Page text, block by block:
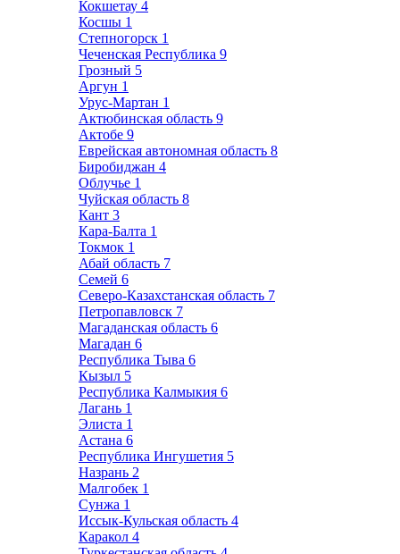
Кокшетау 4
Косшы 1
Степногорск 1
Чеченская Республика 9
Грозный 5
Аргун 1
Урус-Мартан 1
Актюбинская область 9
Актобе 9
Еврейская автономная область 8
Биробиджан 4
Облучье 1
Чуйская область 8
Кант 3
Кара-Балта 1
Токмок 1
Абай область 7
Семей 6
Северо-Казахстанская область 7
Петропавловск 7
Магаданская область 6
Магадан 6
Республика Тыва 6
Кызыл 5
Республика Калмыкия 6
Лагань 1
Элиста 1
Астана 6
Республика Ингушетия 5
Назрань 2
Малгобек 1
Сунжа 1
Иссык-Кульская область 4
Каракол 4